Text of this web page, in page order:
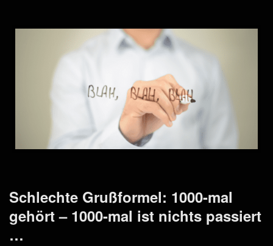
Schlechte Grußformel: 1000-mal
gehört – 1000-mal ist nichts passiert
…